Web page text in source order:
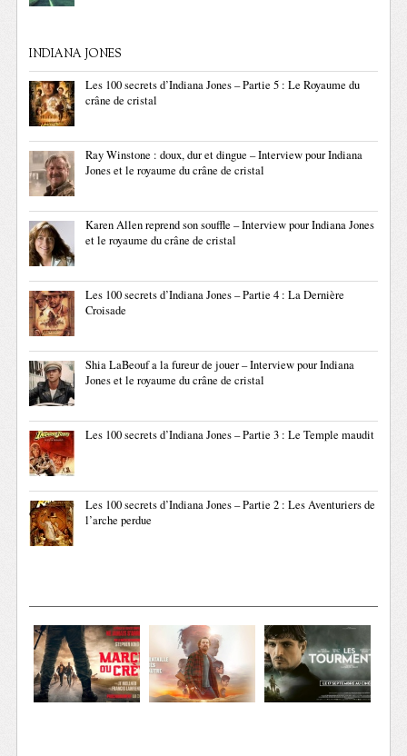
INDIANA JONES
Les 100 secrets d’Indiana Jones – Partie 5 : Le Royaume du
crâne de cristal
Ray Winstone : doux, dur et dingue – Interview pour Indiana
Jones et le royaume du crâne de cristal
Karen Allen reprend son souffle – Interview pour Indiana Jones
et le royaume du crâne de cristal
Les 100 secrets d’Indiana Jones – Partie 4 : La Dernière
Croisade
Shia LaBeouf a la fureur de jouer – Interview pour Indiana
Jones et le royaume du crâne de cristal
Les 100 secrets d’Indiana Jones – Partie 3 : Le Temple maudit
Les 100 secrets d’Indiana Jones – Partie 2 : Les Aventuriers de
l’arche perdue